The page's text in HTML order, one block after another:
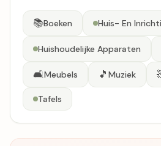
📚Boeken Huis- En
Huishoudelijke Apparaten
🛋️Meubels 🎵 Muziek
Tafels